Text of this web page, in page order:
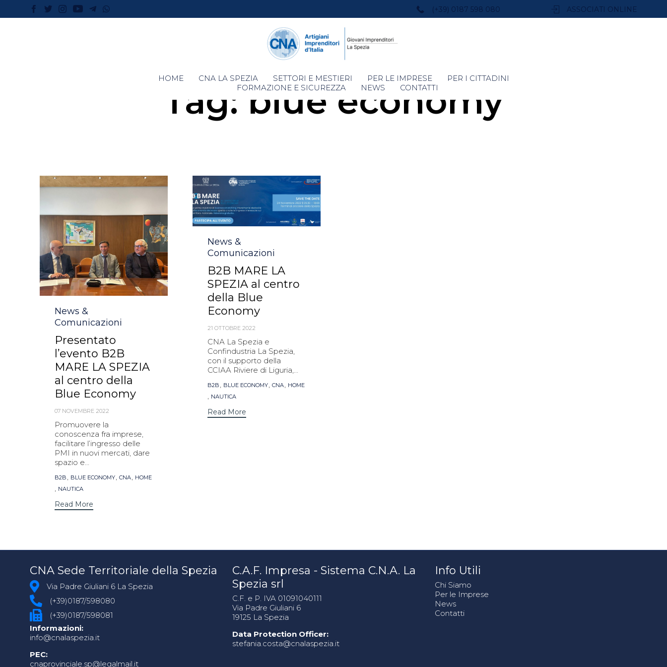
(+39) 0187 598 080 ASSOCIATI ONLINE
Skip
to
HOME CNA LA SPEZIA SETTORI E MESTIERI PER LE IMPRESE
PER I CITTADINI
FORMAZIONE E SICUREZZA
NEWS CONTATTI
Tag:blue economy
Category
News &
Comunicazioni
Presentato
l’evento B2B
MARE LA SPEZIA
al centro della
Blue Economy
07 NOVEMBRE 2022
Promuovere la
conoscenza fra imprese,
facilitare l’ingresso delle
PMI in nuovi mercati, dare
spazio e...
Tags
B2B , BLUE ECONOMY, CNA, HOME
, NAUTICA
Read More
Category
News &
Comunicazioni
B2B MARE LA
SPEZIA al centro
della Blue
Economy
21 OTTOBRE 2022
CNA La Spezia e
Confindustria La Spezia,
con il supporto della
CCIAA Riviere di Liguria,...
Tags
B2B , BLUE ECONOMY, CNA, HOME
, NAUTICA
Read More
CNA Sede Territoriale della Spezia
Via Padre Giuliani 6 La Spezia
(+39)0187/598080
(+39)0187/598081
Informazioni:
info@cnalaspezia.it
PEC:
cnaprovinciale.sp@legalmail.it
C.A.F. Impresa - Sistema C.N.A. La
Spezia srl
C.F. e P. IVA 01091040111
Via Padre Giuliani 6
19125 La Spezia
Data Protection Officer:
stefania.costa@cnalaspezia.it
Info Utili
Chi Siamo
Per le Imprese
News
Contatti